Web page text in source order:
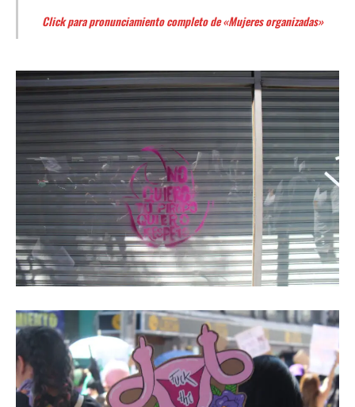
Click para pronunciamiento completo de «Mujeres organizadas»